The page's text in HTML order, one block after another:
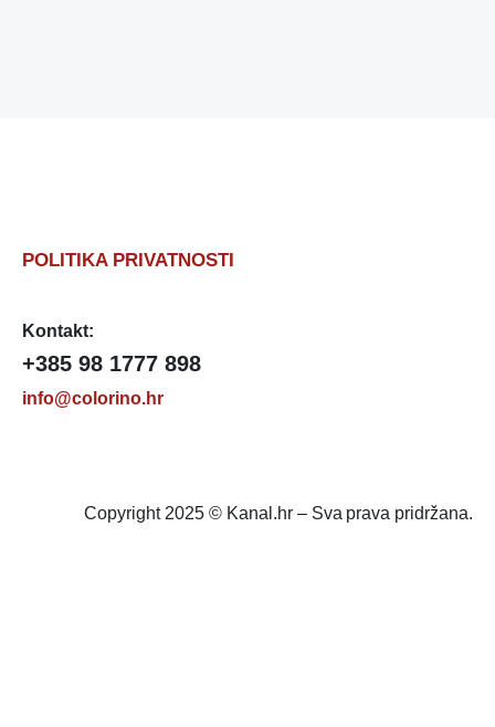
POLITIKA PRIVATNOSTI
Kontakt:
+385 98 1777 898
info@colorino.hr
Copyright 2025 © Kanal.hr – Sva prava pridržana.